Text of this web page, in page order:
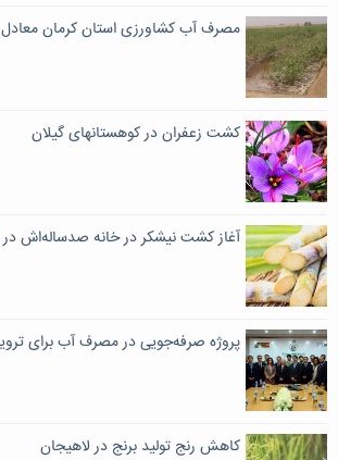
مصرف آب کشاورزی استان کرمان
کشت زعفران در کوهستانهای گیلان
آغاز کشت نیشکر در خانه صدساله‌اش در
پروژه صرفه‌جویی در مصرف آب برای
کاهش رنج تولید برنج در لاهیجان